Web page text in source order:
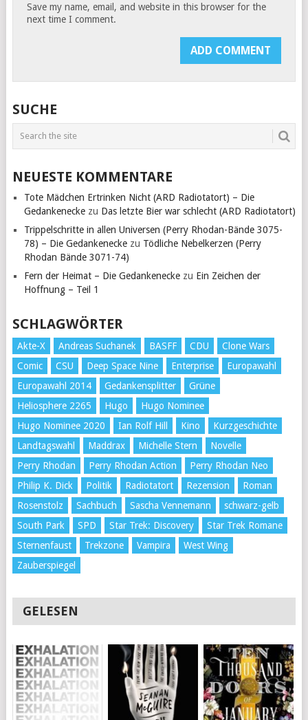
Save my name, email, and website in this browser for the
next time I comment.
SUCHE
NEUESTE KOMMENTARE
Tote Mädchen Ertrinken Nicht (ARD Radiotatort) – Die
Gedankeneckezu Das letzte Bier war schlecht (ARD Radiotatort)
Trippelschritte in allen Universen (Perry Rhodan-Bände 3075-
78) – Die Gedankeneckezu Tödliche Nebelkerzen (Perry
Rhodan Bände 3071-74)
Fern der Heimat – Die Gedankeneckezu Ein Zeichen der
Hoffnung – Teil 1
SCHLAGWÖRTER
Akte-X Andreas Suchanek BASFF CDU
Clone Wars
Comic
CSU Deep Space Nine Enterprise
Europawahl
Europawahl 2014
Gedankensplitter
Grüne
Heliosphere 2265
Hugo
Hugo Nominee
Hugo Nominee 2020
Ian Rolf Hill Kino
Kurzgeschichte
Landtagswahl
Maddrax Michelle Stern
Novelle
Perry Rhodan
Perry Rhodan Action
Perry Rhodan Neo
Philip K. Dick
Politik Radiotatort Rezension
Roman
Rosenstolz
Sachbuch Sascha Vennemann
schwarz-gelb
South Park
SPD Star Trek: Discovery
Star Trek Romane
Sternenfaust
Trekzone Vampira
West Wing
Zauberspiegel
GELESEN